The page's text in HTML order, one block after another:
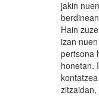
jakin
Hain
izan
pertsona
honetan.